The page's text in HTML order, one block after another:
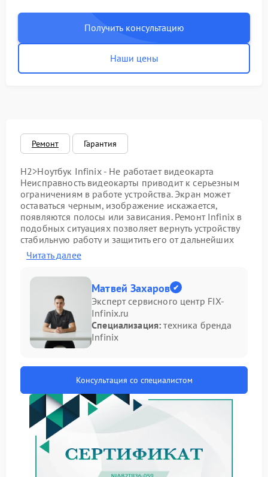
Получить консультацию
Наши цены
Ремонт Гарантия
H2>Ноутбук Infinix - Не работает видеокарта
Неисправность видеокарты приводит к серьезным
ограничениям в работе устройства. Экран может
оставаться черным, изображение искажается,
появляются полосы или зависания. Ремонт Infinix в
подобных ситуациях позволяет вернуть устройству
стабильную работу и защитить его от дальнейших
повреждений.
Основные признаки
неисправности видеокарты
Перед обращением в сервис Infinix стоит обратить
внимание на характерные проявления проблемы:
отсутствие изображения при включении;
самопроизвольная перезагрузка;
перегрев корпуса в зоне системы охлаждения.
Подобные симптомы указывают на сбой
графического модуля или сопутствующих
компонентов.
Причины выхода из строя
видеокарты
Читать далее
Матвей Захаров
Эксперт сервисного центр FIX-
Infinix.ru
Специализация: техника бренда
Infinix
Консультация со специалистом